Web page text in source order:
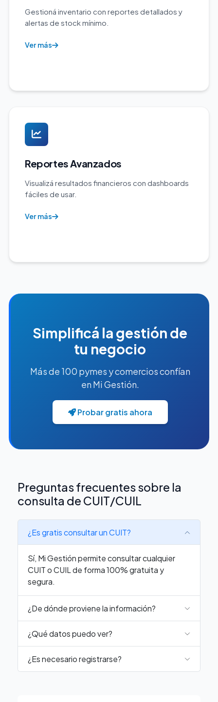
Gestioná inventario con reportes detallados y
alertas de stock mínimo.
Ver más
Reportes Avanzados
Visualizá resultados financieros con dashboards
fáciles de usar.
Ver más
Simplificá la gestión de
tu negocio
Más de 100 pymes y comercios confían
en Mi Gestión.
Probar gratis ahora
Preguntas frecuentes sobre la
consulta de CUIT/CUIL
¿Es gratis consultar un CUIT?
Sí, Mi Gestión permite consultar cualquier
CUIT o CUIL de forma 100% gratuita y
segura.
¿De dónde proviene la información?
¿Qué datos puedo ver?
¿Es necesario registrarse?